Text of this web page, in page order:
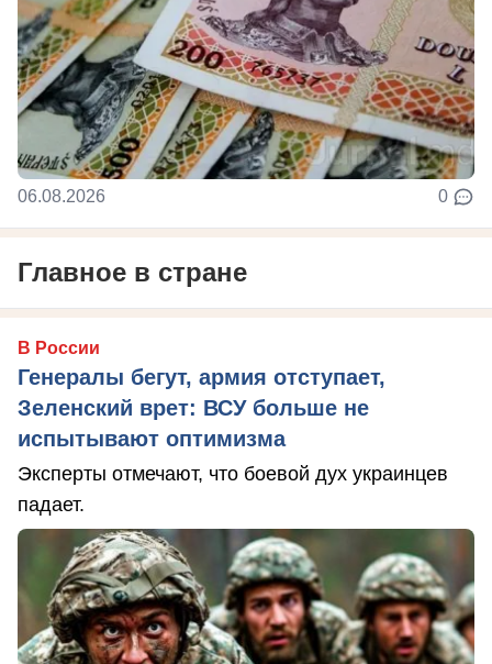
06.08.2026 0
Главное в стране
В России
Генералы бегут, армия отступает,
Зеленский врет: ВСУ больше не
испытывают оптимизма
Эксперты отмечают, что боевой дух украинцев
падает.